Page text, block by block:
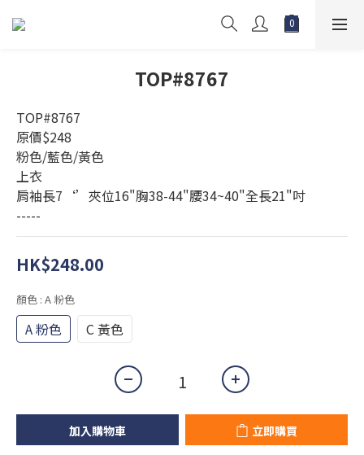
TOP#8767
TOP#8767
原價$248
粉色/藍色/黃色
上衣
肩袖長7‘’夾位16"胸38-44"腰34~40"全長21"吋
-----
HK$248.00
顏色 : A 粉色
A 粉色 C 黃色
加入購物車 立即購買